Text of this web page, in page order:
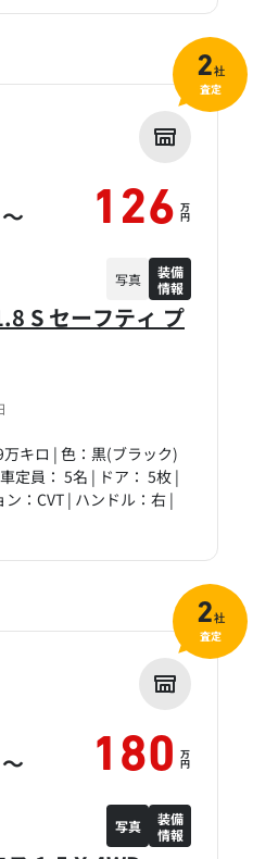
S セーフティ プ
キロ | 色：黒(ブラック)
定員： 5名 | ドア： 5枚 |
：CVT | ハンドル：右 |
～ 126 万
円
写真
装備
情報
2社
査定
～ 180 万
円
写真
装備
情報
2社
査定